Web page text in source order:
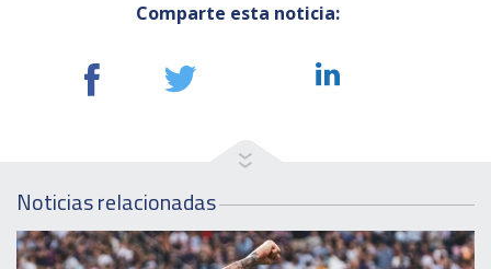
Comparte esta noticia:
Noticias relacionadas